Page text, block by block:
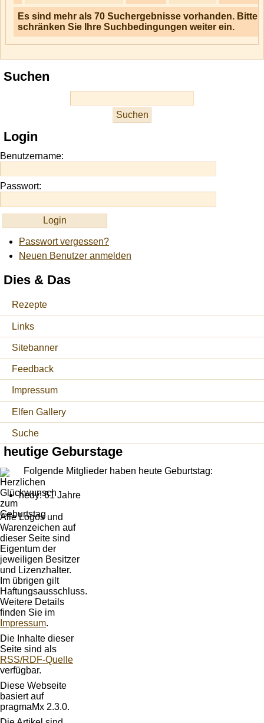
Es sind mehr als 70 Suchergebnisse vorhanden. Bitte
schränken Sie Ihre Suchbedingungen weiter ein.
Suchen
Login
Benutzername:
Passwort:
Passwort vergessen?
Neuen Benutzer anmelden
Dies & Das
Rezepte
Links
Sitebanner
Feedback
Impressum
Elfen Gallery
Suche
heutige Geburstage
Folgende Mitglieder haben heute Geburtstag:
hedy: 61 Jahre
Alle Logos und
Warenzeichen auf
dieser Seite sind
Eigentum der
jeweiligen Besitzer
und Lizenzhalter.
Im übrigen gilt
Haftungsausschluss.
Weitere Details
finden Sie im
Impressum.
Die Inhalte dieser
Seite sind als
RSS/RDF-Quelle
verfügbar.
Diese Webseite
basiert auf
pragmaMx 2.3.0.